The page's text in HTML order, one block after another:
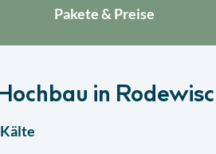
Pakete & Preise
in